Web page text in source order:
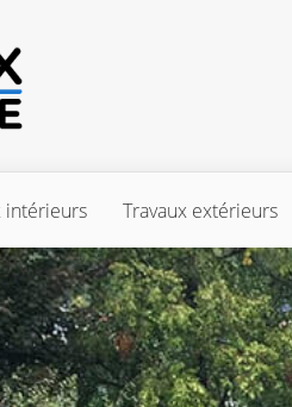
intérieurs Travaux extérieurs